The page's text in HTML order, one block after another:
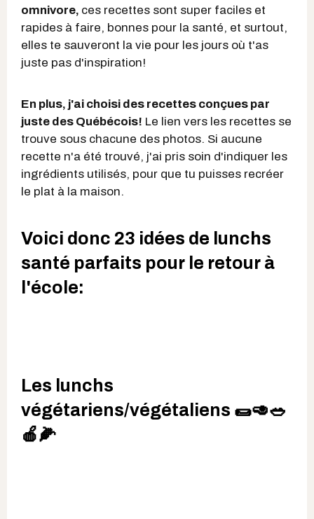
omnivore, ces recettes sont super faciles et
rapides à faire, bonnes pour la santé, et surtout,
elles te sauveront la vie pour les jours où t'as
juste pas d'inspiration!
En plus, j'ai choisi des recettes conçues par
juste des Québécois! Le lien vers les recettes se
trouve sous chacune des photos. Si aucune
recette n'a été trouvé, j'ai pris soin d'indiquer les
ingrédients utilisés, pour que tu puisses recréer
le plat à la maison.
Voici donc 23 idées de lunchs
santé parfaits pour le retour à
l'école:
Les lunchs
végétariens/végétaliens 🌯🥑🥗
🍎🌽